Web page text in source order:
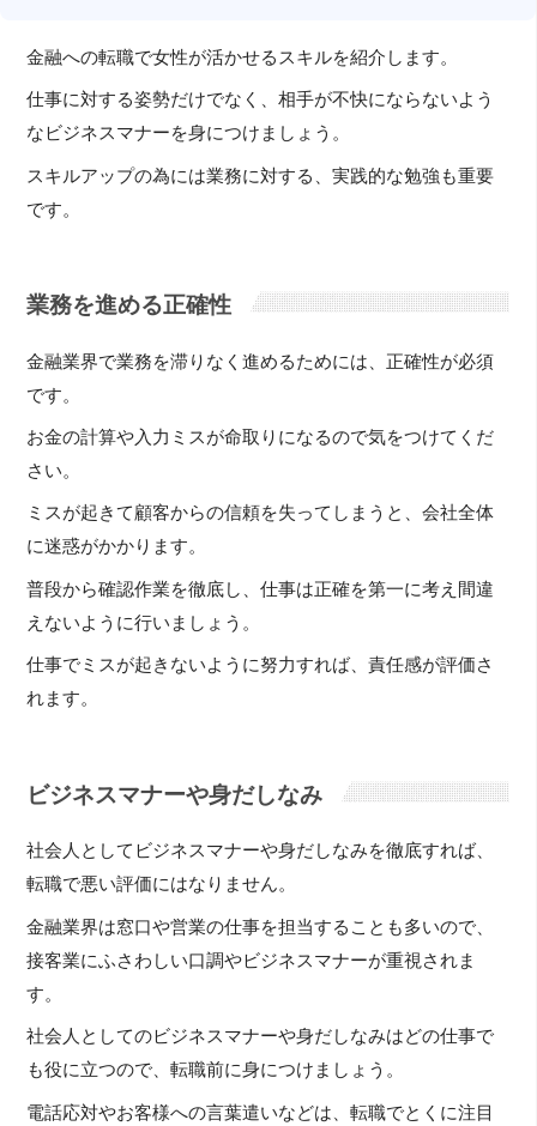
金融への転職で女性が活かせるスキルを紹介します。
仕事に対する姿勢だけでなく、相手が不快にならないよう
なビジネスマナーを身につけましょう。
スキルアップの為には業務に対する、実践的な勉強も重要
です。
業務を進める正確性
金融業界で業務を滞りなく進めるためには、正確性が必須
です。
お金の計算や入力ミスが命取りになるので気をつけてくだ
さい。
ミスが起きて顧客からの信頼を失ってしまうと、会社全体
に迷惑がかかります。
普段から確認作業を徹底し、仕事は正確を第一に考え間違
えないように行いましょう。
仕事でミスが起きないように努力すれば、責任感が評価さ
れます。
ビジネスマナーや身だしなみ
社会人としてビジネスマナーや身だしなみを徹底すれば、
転職で悪い評価にはなりません。
金融業界は窓口や営業の仕事を担当することも多いので、
接客業にふさわしい口調やビジネスマナーが重視されま
す。
社会人としてのビジネスマナーや身だしなみはどの仕事で
も役に立つので、転職前に身につけましょう。
電話応対やお客様への言葉遣いなどは、転職でとくに注目